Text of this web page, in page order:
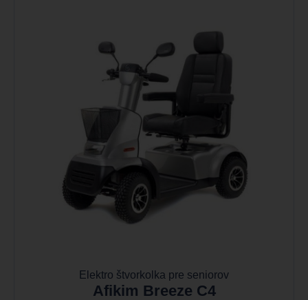
Elektro štvorkolka pre seniorov
Afikim Breeze C4